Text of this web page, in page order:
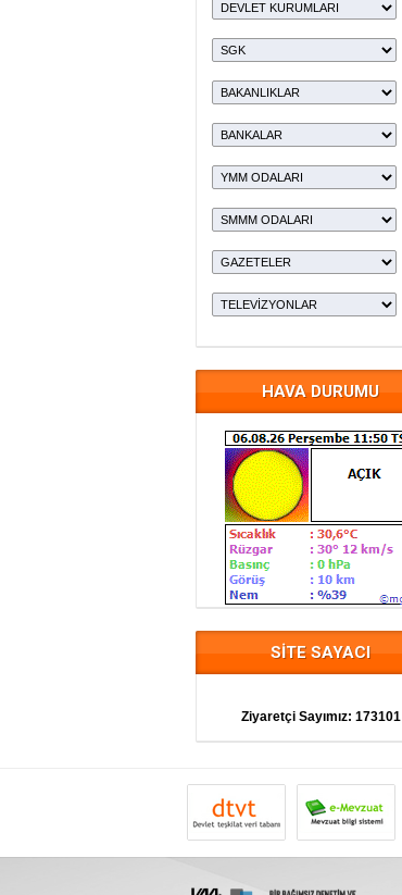
HAVA DURUMU
SİTE SAYACI
Ziyaretçi Sayımız: 173101